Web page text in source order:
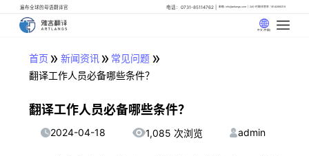
遍布全球的母语翻译官 电话：0731-85114762 邮箱: info@artlangs.com 24小时翻译管家: 18142666316
中文 (中国)
首页 » 新闻资讯» 常见问题 »
翻译工作人员必备哪些条件？
翻译工作人员必备哪些条件？
2024-04-18 1,085 次浏览 admin